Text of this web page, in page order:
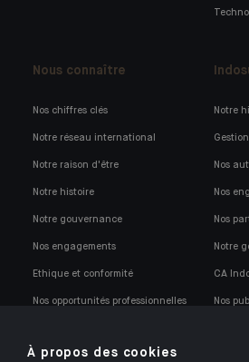
Nous connaître
Nos chiffres clés
Notre réseau international
Notre raison d'être
Notre histoire
Notre gouvernance
Nos engagements
Ethique et conformité
Nos opportunités professionnelles
Notre
Nos
Nos
Nos
Notre
CA
Nos
À propos des cookies